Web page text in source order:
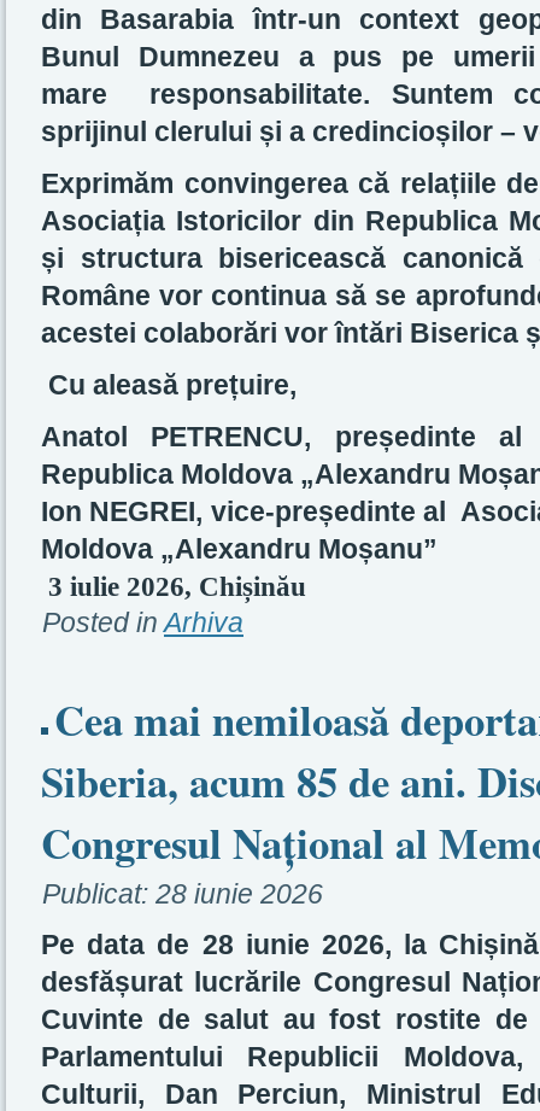
din Basarabia într-un context
Bunul Dumnezeu a pus pe
mare responsabilitate. Suntem
sprijinul clerului și a credincioșilor –
Exprimăm convingerea că relațiile
Asociația Istoricilor din Republica
și structura bisericească
Române vor continua să se
acestei colaborări vor întări Biserica
Cu aleasă prețuire,
Anatol PETRENCU, președinte
Republica Moldova „Alexandru
Ion NEGREI, vice-președinte al
Moldova „Alexandru Moșanu”
3 iulie 2026, Chișinău
Posted in Arhiva
Cea mai nemiloasă
Siberia, acum 85 de ani.
Congresul Național al
Publicat: 28 iunie 2026
Pe data de 28 iunie 2026, la
desfășurat lucrările Congresul
Cuvinte de salut au fost rostite de
Parlamentului Republicii
Culturii, Dan Perciun, Ministrul